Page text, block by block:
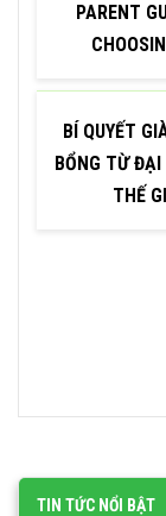
PARENT
BÍ QUYẾT
BỔNG TỪ ĐẠI
THẾ
TIN TỨC NỔI BẬT